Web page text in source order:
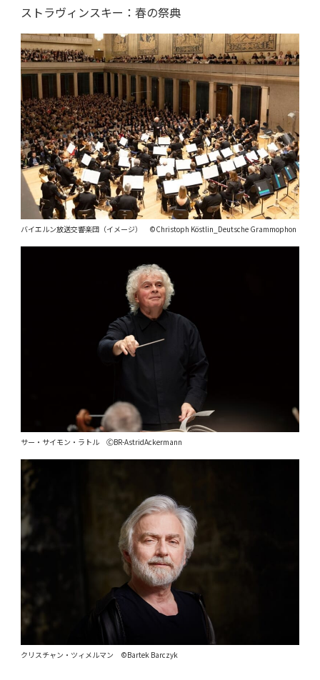
ストラヴィンスキー：春の祭典
バイエルン放送交響楽団（イメージ） ©Christoph Köstlin_Deutsche Grammophon
サー・サイモン・ラトル ⒸBR-AstridAckermann
クリスチャン・ツィメルマン ©Bartek Barczyk